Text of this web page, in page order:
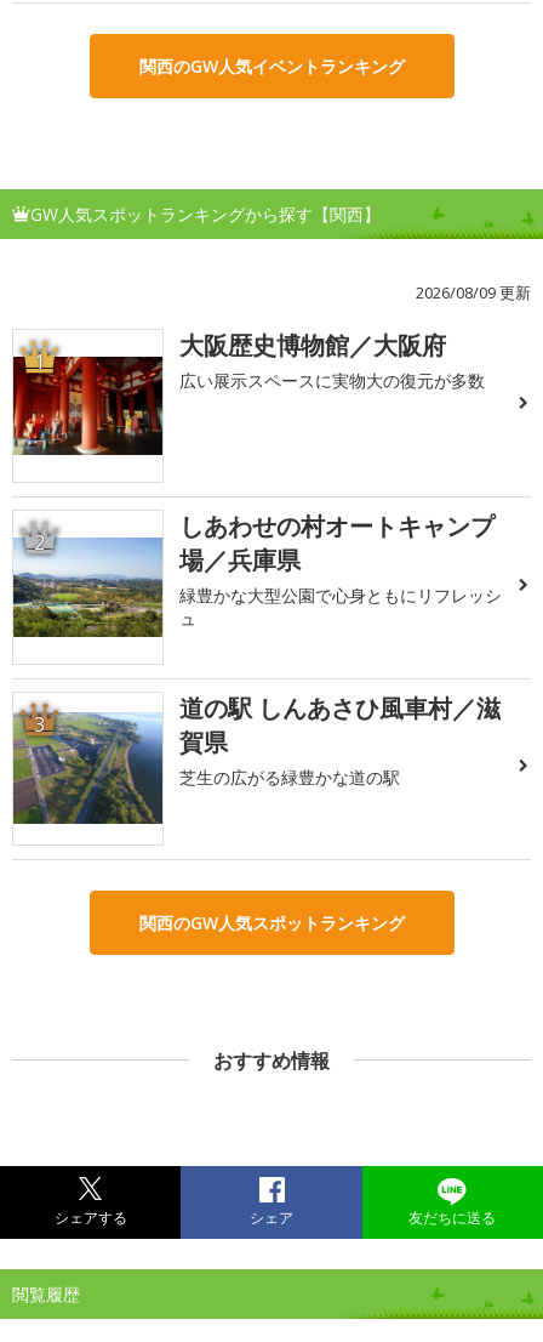
関西のGW人気イベントランキング
GW人気スポットランキングから探す【関西】
2026/08/09 更新
1 大阪歴史博物館／大阪府
広い展示スペースに実物大の復元が多数
2
しあわせの村オートキャンプ
場／兵庫県
緑豊かな大型公園で心身ともにリフレッシ
ュ
3
道の駅 しんあさひ風車村／滋
賀県
芝生の広がる緑豊かな道の駅
関西のGW人気スポットランキング
おすすめ情報
シェアする シェア 友だちに送る
閲覧履歴